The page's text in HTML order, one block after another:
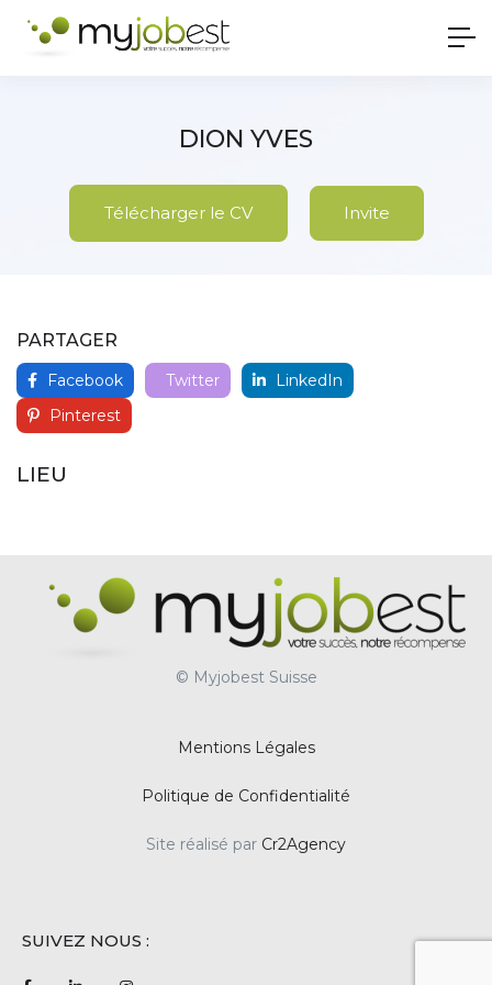
DION YVES
Télécharger le CV Invite
PARTAGER
Facebook Twitter
LinkedIn
Pinterest
LIEU
© Myjobest Suisse
Mentions Légales
Politique de Confidentialité
Site réalisé par Cr2Agency
SUIVEZ NOUS :